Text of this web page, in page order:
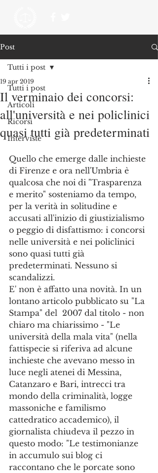
Post
Tutti i post
Articoli
Ricorsi
Interviste
Tutti i post
Il verminaio dei concorsi:
all'università e nei policlinici
quasi tutti già predeterminati
19 apr 2019
Quello che emerge dalle inchieste
di Firenze e ora nell'Umbria è
qualcosa che noi di "Trasparenza
e merito" sosteniamo da tempo,
per la verità in solitudine e
accusati all'inizio di giustizialismo
o peggio di disfattismo: i concorsi
nelle università e nei policlinici
sono quasi tutti già
predeterminati. Nessuno si
scandalizzi.
E' non è affatto una novità. In un
lontano articolo pubblicato su "La
Stampa" del  2007 dal titolo - non
chiaro ma chiarissimo - "Le
università della mala vita" (nella
fattispecie si riferiva ad alcune
inchieste che avevano messo in
luce negli atenei di Messina,
Catanzaro e Bari, intrecci tra
mondo della criminalità, logge
massoniche e familismo
cattedratico accademico), il
giornalista chiudeva il pezzo in
questo modo: "Le testimonianze
in accumulo sui blog ci
raccontano che le porcate sono